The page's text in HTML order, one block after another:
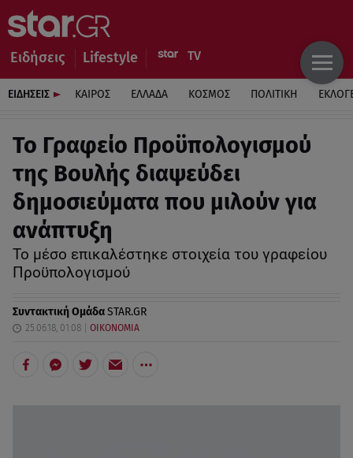
Ειδήσεις Lifestyle
ΕΙΔΗΣΕΙΣ ΚΑΙΡΟΣ ΕΛΛΑΔΑ ΚΟΣΜΟΣ ΠΟΛΙΤΙΚΗ
Το Γραφείο Προϋπολογισμού
της Βουλής διαψεύδει
δημοσιεύματα που μιλούν για
ανάπτυξη
Το μέσο επικαλέστηκε στοιχεία του γραφείου
Προϋπολογισμού
Συντακτική ΟμάδαSTAR.GR
25.06.18, 01:08 ΟΙΚΟΝΟΜΙΑ